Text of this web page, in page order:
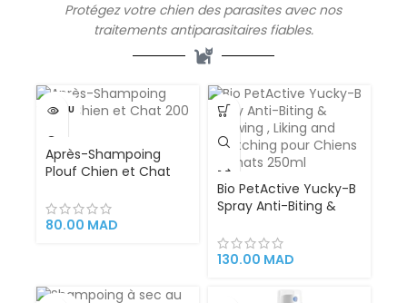
Protégez votre chien des parasites avec nos
traitements antiparasitaires fiables.
VENDU
Après-Shampoing
Plouf Chien et Chat
80.00 MAD
Bio PetActive Yucky-B
Spray Anti-Biting &
Scratching pour
Chiens et Chats
Formulated
130.00 MAD